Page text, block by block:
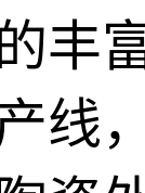
丰
线